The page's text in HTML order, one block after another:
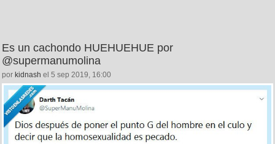
Es un cachondo HUEHUEHUE por
@supermanumolina
por kidnash el 5 sep 2019, 16:00